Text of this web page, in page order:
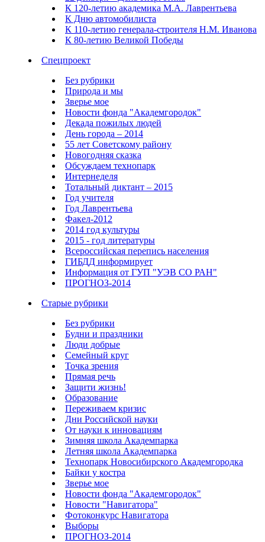
К 120-летию академика М.А. Лаврентьева
К Дню автомобилиста
К 110-летию генерала-строителя Н.М. Иванова
К 80-летию Великой Победы
Спецпроект
Без рубрики
Природа и мы
Зверье мое
Новости фонда "Академгородок"
Декада пожилых людей
День города – 2014
55 лет Советскому району
Новогодняя сказка
Обсуждаем технопарк
Интернеделя
Тотальный диктант – 2015
Год учителя
Год Лаврентьева
Факел-2012
2014 год культуры
2015 - год литературы
Всероссийская перепись населения
ГИБДД информирует
Информация от ГУП "УЭВ СО РАН"
ПРОГНОЗ-2014
Старые рубрики
Без рубрики
Будни и праздники
Люди добрые
Семейный круг
Точка зрения
Прямая речь
Защити жизнь!
Образование
Переживаем кризис
Дни Российской науки
От науки к инновациям
Зимняя школа Академпарка
Летняя школа Академпарка
Технопарк Новосибирского Академгородка
Байки у костра
Зверье мое
Новости фонда "Академгородок"
Новости "Навигатора"
Фотоконкурс Навигатора
Выборы
ПРОГНОЗ-2014